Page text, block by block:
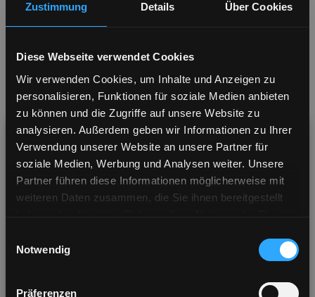
Zustimmung Details Über Cookies
Diese Webseite verwendet Cookies
Wir verwenden Cookies, um Inhalte und Anzeigen zu
personalisieren, Funktionen für soziale Medien anbieten
zu können und die Zugriffe auf unsere Website zu
analysieren. Außerdem geben wir Informationen zu Ihrer
Verwendung unserer Website an unsere Partner für
soziale Medien, Werbung und Analysen weiter. Unsere
Partner führen diese Informationen möglicherweise mit
weiteren Daten zusammen, die Sie ihnen bereitgestellt
Notwendig
Präferenzen
Little Bird True
49,99€
OPTION
129,99€
for a better shopping experience & shipping